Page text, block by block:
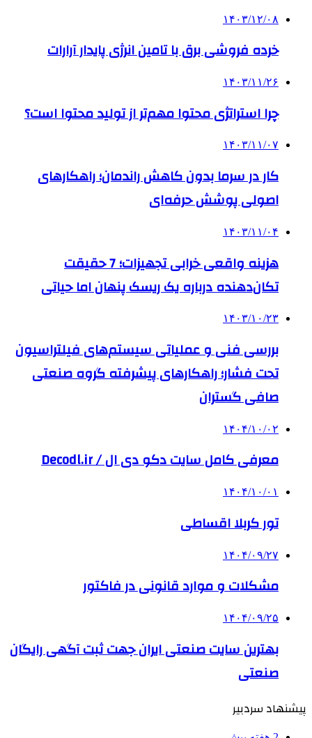
۱۴۰۳/۱۲/۰۸
خرده فروشی برق با تامین انرژی پایدار آرارات
۱۴۰۳/۱۱/۲۶
چرا استراتژی محتوا مهم‌تر از تولید محتوا است؟
۱۴۰۳/۱۱/۰۷
کار در سرما بدون کاهش راندمان؛ راهکارهای
اصولی پوشش حرفه‌ای
۱۴۰۳/۱۱/۰۴
هزینه واقعی خرابی تجهیزات؛ 7 حقیقت
تکان‌دهنده درباره یک ریسک پنهان اما حیاتی
۱۴۰۳/۱۰/۲۳
بررسی فنی و عملیاتی سیستم‌های فیلتراسیون
تحت فشار؛ راهکارهای پیشرفته گروه صنعتی
صافی گستران
۱۴۰۴/۱۰/۰۲
معرفی کامل سایت دکو دی ال / Decodl.ir
۱۴۰۴/۱۰/۰۱
تور کربلا اقساطی
۱۴۰۴/۰۹/۲۷
مشکلات و موارد قانونی در فاکتور
۱۴۰۴/۰۹/۲۵
بهترین ‌سایت صنعتی ایران جهت ثبت آگهی رایگان
صنعتی
پیشنهاد سردبیر